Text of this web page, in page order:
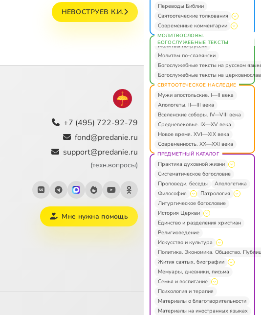
НЕВОСТРУЕВ К.И.
+7 (495) 722-92-79
fond@predanie.ru
support@predanie.ru
(техн.вопросы)
Мне нужна помощь
Переводы Библии
Святоотеческие толкования
Современные комментарии
МОЛИТВОСЛОВЫ.
БОГОСЛУЖЕБНЫЕ ТЕКСТЫ
Молитвы по-русски
Молитвы по-славянски
Богослужебные тексты на русском
Богослужебные тексты на
СВЯТООТЕЧЕСКОЕ НАСЛЕДИЕ
Мужи апостольские. I—II века
Апологеты. II—III века
Вселенские соборы. IV—VIII века
Средневековье. IX—XV века
Новое время. XVI—XIX века
Современность. XX—XXI века
ПРЕДМЕТНЫЙ КАТАЛОГ
Практика духовной жизни
Систематическое богословие
Проповеди, беседы
Апологетика
Философия
Патрология
Литургическое богословие
История Церкви
Единство и разделения христиан
Религиоведение
Искусство и культура
Политика. Экономика. Общество.
Жития святых, биографии
Мемуары, дневники, письма
Семья и воспитание
Психология и терапия
Материалы о благотворительности
Материалы на иностранных языках